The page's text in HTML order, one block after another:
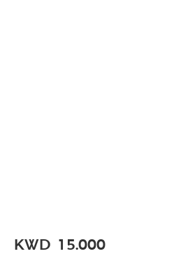
KWD 15.000